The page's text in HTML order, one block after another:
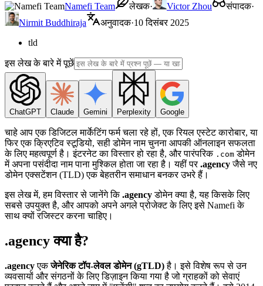
Namefi Team लेखक· Victor Zhou संपादक·
Nirmit Buddhiraja
अनुवादक·10 दिसंबर 2025
tld
इस लेख के बारे में पूछें
ChatGPT Claude Gemini Perplexity Google
चाहे आप एक डिजिटल मार्केटिंग फर्म चला रहे हों, एक रियल एस्टेट कारोबार, या
फिर एक क्रिएटिव स्टूडियो, सही डोमेन नाम चुनना आपकी ऑनलाइन सफलता
के लिए महत्वपूर्ण है। इंटरनेट का विस्तार हो रहा है, और पारंपरिक .com डोमेन
में अपना पसंदीदा नाम पाना मुश्किल होता जा रहा है। यहीं पर.agencyजैसे नए
डोमेन एक्सटेंशन (TLD) एक बेहतरीन समाधान बनकर उभरे हैं।
इस लेख में, हम विस्तार से जानेंगे कि.agencyडोमेन क्या है, यह किसके लिए
सबसे उपयुक्त है, और आपको अपने अगले प्रोजेक्ट के लिए इसे Namefi के
साथ क्यों रजिस्टर करना चाहिए।
.agency क्या है?
.agencyएकजेनेरिक टॉप-लेवल डोमेन (gTLD)है। इसे विशेष रूप से उन
व्यवसायों और संगठनों के लिए डिज़ाइन किया गया है जो ग्राहकों को सेवाएं